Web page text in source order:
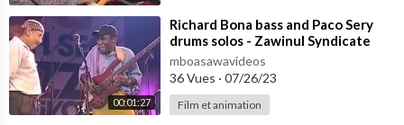
00:01:27
⁣Richard Bona bass and Paco Sery
drums solos - Zawinul Syndicate
mboasawavideos
36 Vues · 07/26/23
Film et animation